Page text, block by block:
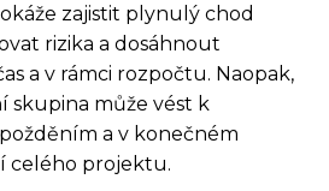
zajistit plynulý chod
rizika a dosáhnout
a v rámci rozpočtu. Naopak,
může vést k
a v konečném
celého projektu.